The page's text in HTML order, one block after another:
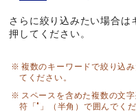
さらに絞り込みたい場合は
押してください。
複数のキーワードで絞り込
てください。
スペースを含めた複数の文
符「"」（半角）で囲んでくだ